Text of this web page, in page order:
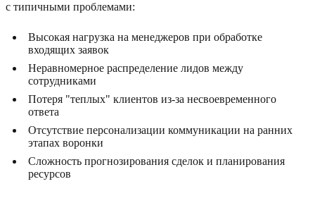
с типичными проблемами:
Высокая нагрузка на менеджеров при обработке
входящих заявок
Неравномерное распределение лидов между
сотрудниками
Потеря "теплых" клиентов из-за несвоевременного
ответа
Отсутствие персонализации коммуникации на ранних
этапах воронки
Сложность прогнозирования сделок и планирования
ресурсов